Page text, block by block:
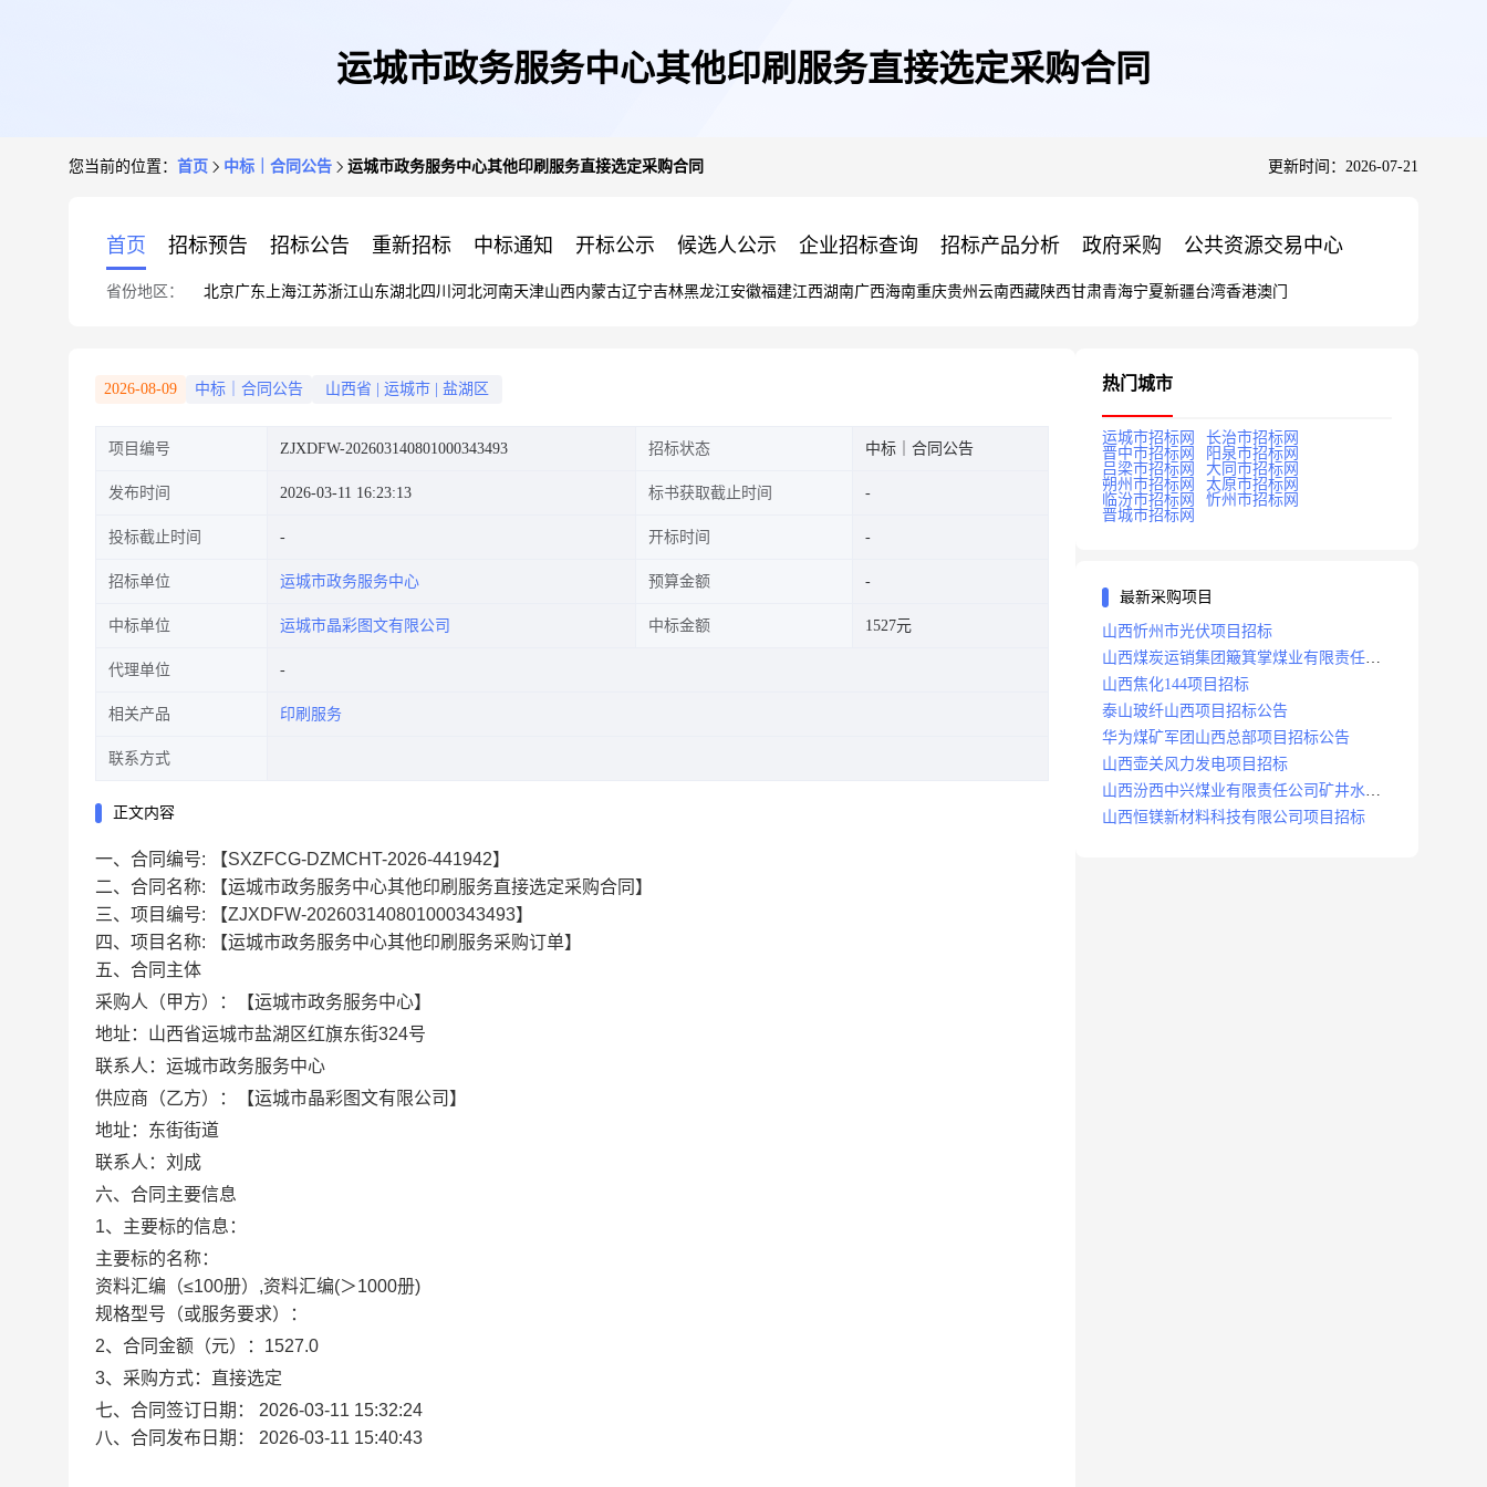
运城市政务服务中心其他印刷服务直接选定采购合同
您当前的位置： 首页 中标｜合同公告 运城市政务服务中心其他印刷服务直接选定采购合同 更新时间：2026-07-21
首页 招标预告 招标公告 重新招标 中标通知 开标公示 候选人公示 企业招标查询 招标产品分析 政府采购 公共资源交易中心
省份地区： 北京广东 上海江苏浙江山东湖北四川 河北河南天津山西内蒙古辽宁吉林黑龙江安徽福建江西湖南广西海南重庆贵州 云南西藏陕西甘肃青海宁夏新疆台湾香港澳门
2026-08-09 中标｜合同公告 山西省 运城市 盐湖区
项目编号 ZJXDFW-202603140801000343493 招标状态 中标｜合同公告
发布时间 2026-03-11 16:23:13 标书获取截止时间
投标截止时间 开标时间
招标单位 运城市政务服务中心 预算金额
中标单位 运城市晶彩图文有限公司 中标金额 1527元
代理单位
相关产品 印刷服务
联系方式
正文内容
一、合同编号:
【SXZFCG-DZMCHT-2026-441942】
二、合同名称:
【运城市政务服务中心其他印刷服务直接选定采购合同】
三、项目编号:
【ZJXDFW-202603140801000343493】
四、项目名称:
【运城市政务服务中心其他印刷服务采购订单】
五、合同主体
采购人（甲方）：【运城市政务服务中心】
地址：山西省运城市盐湖区红旗东街324号
联系人：运城市政务服务中心
供应商（乙方）：【运城市晶彩图文有限公司】
地址：东街街道
联系人：刘成
六、合同主要信息
1、主要标的信息：
主要标的名称：
资料汇编（≤100册）,资料汇编(＞1000册)
规格型号（或服务要求）：
2、合同金额（元）：1527.0
3、采购方式：直接选定
七、合同签订日期： 2026-03-11 15:32:24
八、合同发布日期： 2026-03-11 15:40:43
热门城市
运城市招标网
长治市招标网
晋中市招标网
阳泉市招标网
吕梁市招标网
大同市招标网
朔州市招标网
太原市招标网
临汾市招标网
忻州市招标网
晋城市招标网
最新采购项目
山西忻州市光伏项目招标
山西煤炭运销集团簸箕掌煤业有限责任公
司井田地面三维地震勘探项目招标
山西焦化144项目招标
泰山玻纤山西项目招标公告
华为煤矿军团山西总部项目招标公告
山西壶关风力发电项目招标
山西汾西中兴煤业有限责任公司矿井水处
理站升级改造项目招标
山西恒镁新材料科技有限公司项目招标